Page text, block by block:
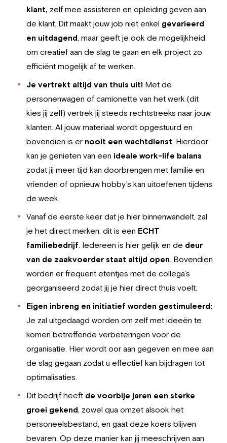
klant, zelf mee assisteren en opleiding geven aan
de klant. Dit maakt jouw job niet enkel gevarieerd
en uitdagend, maar geeft je ook de mogelijkheid
om creatief aan de slag te gaan en elk project zo
efficiënt mogelijk af te werken.
Je vertrekt altijd van thuis uit! Met de
personenwagen of camionette van het werk (dit
kies jij zelf) vertrek jij steeds rechtstreeks naar jouw
klanten. Al jouw materiaal wordt opgestuurd en
bovendien is er nooit een wachtdienst. Hierdoor
kan je genieten van een ideale work-life balans
zodat jij meer tijd kan doorbrengen met familie en
vrienden of opnieuw hobby’s kan uitoefenen tijdens
de week.
Vanaf de eerste keer dat je hier binnenwandelt, zal
je het direct merken: dit is een ECHT
familiebedrijf. Iedereen is hier gelijk en de deur
van de zaakvoerder staat altijd open. Bovendien
worden er frequent etentjes met de collega’s
georganiseerd zodat jij je hier direct thuis voelt.
Eigen inbreng en initiatief worden gestimuleerd:
Je zal uitgedaagd worden om zelf met ideeën te
komen betreffende verbeteringen voor de
organisatie. Hier wordt oor aan gegeven en mee aan
de slag gegaan zodat u effectief kan bijdragen tot
optimalisaties.
Dit bedrijf heeft de voorbije jaren een sterke
groei gekend, zowel qua omzet alsook het
personeelsbestand, en gaat deze koers blijven
bevaren. Op deze manier kan jij meeschrijven aan